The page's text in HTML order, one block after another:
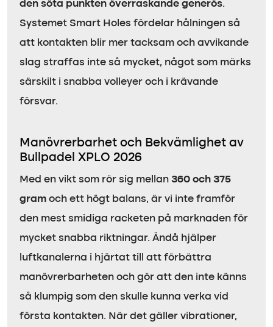
den söta punkten överraskande generös.
Systemet Smart Holes fördelar hålningen så
att kontakten blir mer tacksam och avvikande
slag straffas inte så mycket, något som märks
särskilt i snabba volleyer och i krävande
försvar.
Manövrerbarhet och Bekvämlighet av
Bullpadel XPLO 2026
Med en vikt som rör sig mellan 360 och 375
gram och ett högt balans, är vi inte framför
den mest smidiga racketen på marknaden för
mycket snabba riktningar. Ändå hjälper
luftkanalerna i hjärtat till att förbättra
manövrerbarheten och gör att den inte känns
så klumpig som den skulle kunna verka vid
första kontakten. När det gäller vibrationer,